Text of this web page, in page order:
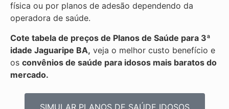
física ou por planos de adesão dependendo da
operadora de saúde.
Cote tabela de preços de Planos de Saúde para 3ª
idade Jaguaripe BA, veja o melhor custo benefício e
os convênios de saúde para idosos mais baratos do
mercado.
SIMULAR PLANOS DE SAÚDE IDOSOS